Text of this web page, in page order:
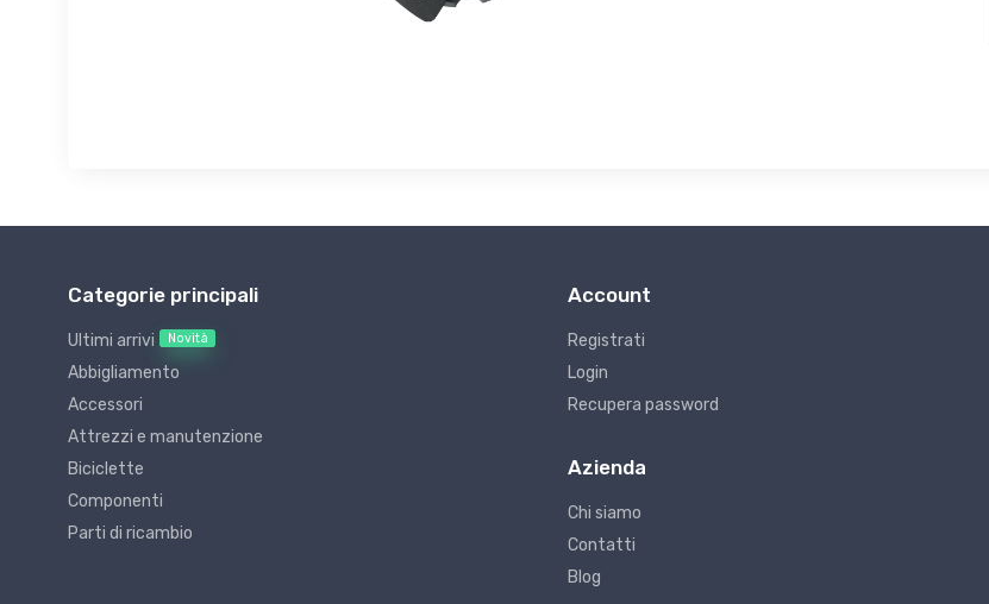
Categorie principali
Ultimi arrivi Novità
Abbigliamento
Accessori
Attrezzi e manutenzione
Biciclette
Componenti
Parti di ricambio
Account
Registrati
Login
Recupera password
Azienda
Chi siamo
Contatti
Blog